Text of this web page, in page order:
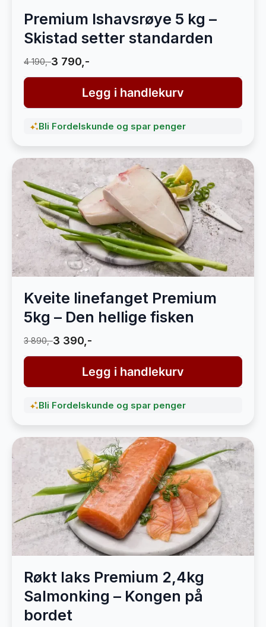
Premium Ishavsrøye 5 kg –
Skistad setter standarden
4 190,-3 790,-
Legg i handlekurv
Bli Fordelskunde og spar penger
Kveite linefanget Premium
5kg – Den hellige fisken
3 890,-3 390,-
Legg i handlekurv
Bli Fordelskunde og spar penger
Røkt laks Premium 2,4kg
Salmonking – Kongen på
bordet